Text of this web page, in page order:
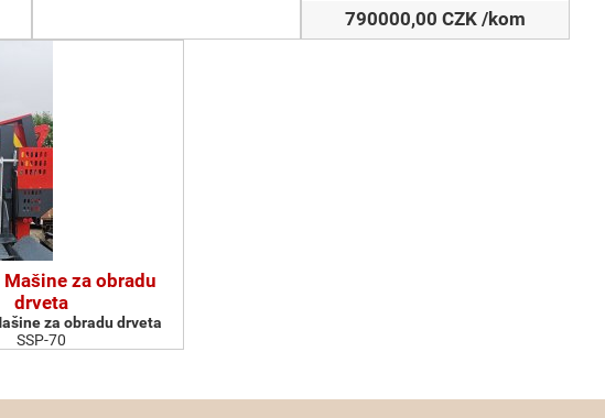
790000,00 CZK /kom
Мašine za obradu
drveta
za obradu drveta
SSP-70